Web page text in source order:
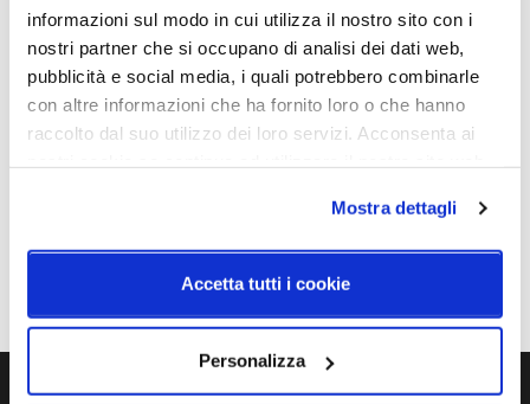
informazioni sul modo in cui utilizza il nostro sito con i
nostri partner che si occupano di analisi dei dati web,
pubblicità e social media, i quali potrebbero combinarle
con altre informazioni che ha fornito loro o che hanno
raccolto dal suo utilizzo dei loro servizi. Acconsenta ai
Mostra dettagli
Accetta tutti i cookie
Personalizza
Schemi tecnici